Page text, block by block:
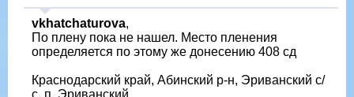
vkhatchaturova,
По плену пока не нашел. Место пленения
определяется по этому же донесению 408 сд
Краснодарский край, Абинский р-н, Эриванский с/
с, п. Эриванский